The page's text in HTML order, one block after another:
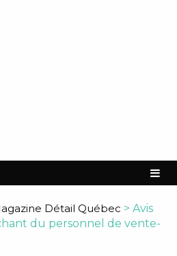
Détail Québec > Avis
du personnel de vente-